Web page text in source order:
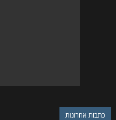
כתבות אחרונות